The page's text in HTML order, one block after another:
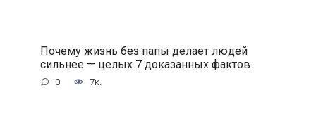
Почему жизнь без папы делает людей
сильнее — целых 7 доказанных фактов
0 7к.